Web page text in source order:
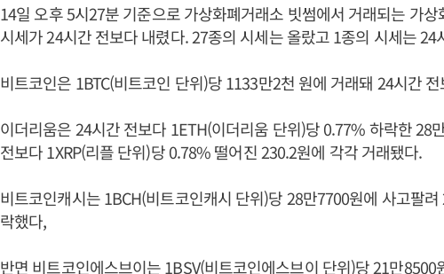
14일 오후 5시27분 기준으로 가상화폐거래소 빗썸에서 거래되는 가
시세가 24시간 전보다 내렸다. 27종의 시세는 올랐고 1종의 시세는 24
비트코인은 1BTC(비트코인 단위)당 1133만2천 원에 거래돼 24시간
이더리움은 24시간 전보다 1ETH(이더리움 단위)당 0.77% 하락한 28
전보다 1XRP(리플 단위)당 0.78% 떨어진 230.2원에 각각 거래됐다.
비트코인캐시는 1BCH(비트코인캐시 단위)당 28만7700원에 사고팔
락했다,
반면 비트코인에스브이는 1BSV(비트코인에스브이 단위)당 21만